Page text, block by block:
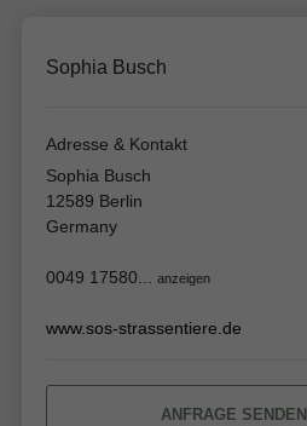
Sophia Busch
Adresse & Kontakt
Sophia Busch
12589 Berlin
Germany
0049 17580... anzeigen
www.sos-strassentiere.de
ANFRAGE SENDEN